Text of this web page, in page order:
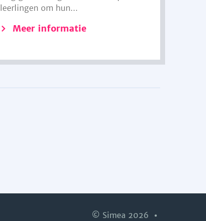
leerlingen om hun...
Meer informatie
© Simea 2026